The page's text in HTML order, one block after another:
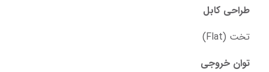
طراحی کابل
تخت (Flat)
توان خروجی